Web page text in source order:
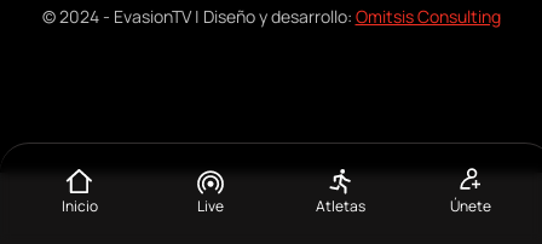
© 2024 - EvasionTV | Diseño y desarrollo: Omitsis Consulting
Menú
móvil
Inicio Live Atletas Únete